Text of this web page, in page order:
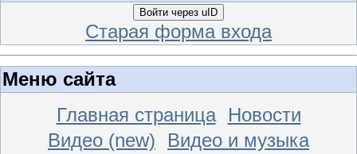
Войти через uID
Старая форма входа
Меню сайта
Главная страница
Новости
Видео (new)
Видео и музыка